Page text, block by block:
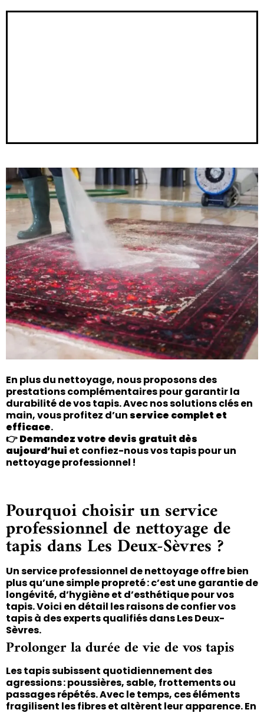
En plus du nettoyage, nous proposons des
prestations complémentaires pour garantir la
durabilité de vos tapis. Avec nos solutions clés en
main, vous profitez d’unservice complet et
efficace.
👉Demandez votre devis gratuit dès
aujourd’hui et confiez-nous vos tapis pour un
nettoyage professionnel !
Pourquoi choisir un service
professionnel de nettoyage de
tapis dans Les Deux-Sèvres ?
Un service professionnel de nettoyage offre bien
plus qu’une simple propreté : c’est une garantie de
longévité, d’hygiène et d’esthétique pour vos
tapis. Voici en détail les raisons de confier vos
tapis à des experts qualifiés dans Les Deux-
Sèvres.
Prolonger la durée de vie de vos tapis
Les tapis subissent quotidiennement des
agressions : poussières, sable, frottements ou
passages répétés. Avec le temps, ces éléments
fragilisent les fibres et altèrent leur apparence. En